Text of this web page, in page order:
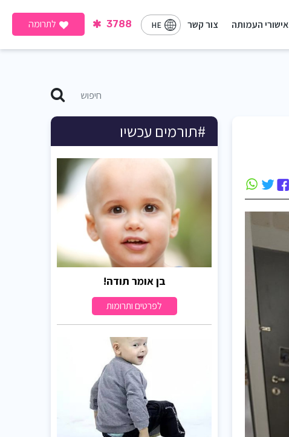
אישורי העמותה צור קשר HE
3788 לתרומה
#תורמים עכשיו
בן אומר תודה!
לפרטים ותרומות